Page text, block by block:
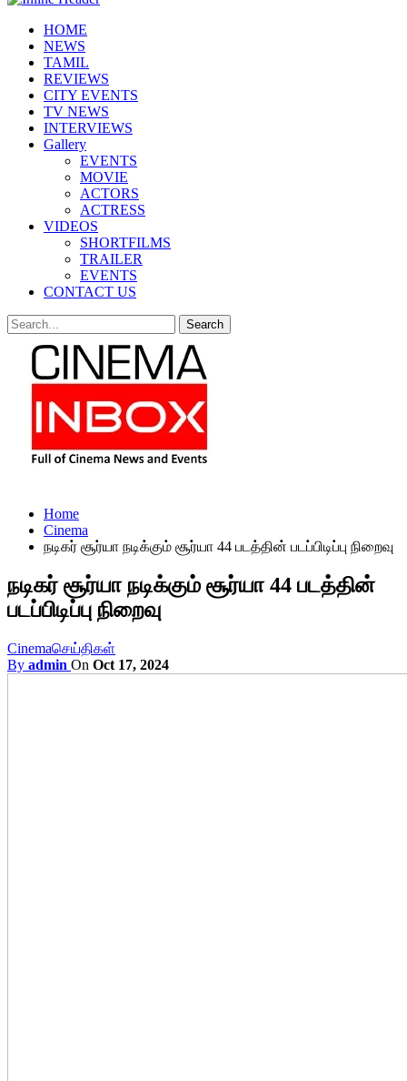
HOME
NEWS
TAMIL
REVIEWS
CITY EVENTS
TV NEWS
INTERVIEWS
Gallery
EVENTS
MOVIE
ACTORS
ACTRESS
VIDEOS
SHORTFILMS
TRAILER
EVENTS
CONTACT US
Home
Cinema
நடிகர் சூர்யா நடிக்கும் சூர்யா 44 படத்தின் படப்பிடிப்பு நிறைவு
நடிகர் சூர்யா நடிக்கும் சூர்யா 44 படத்தின்
படப்பிடிப்பு நிறைவு
Cinemaசெய்திகள்
By admin On Oct 17, 2024